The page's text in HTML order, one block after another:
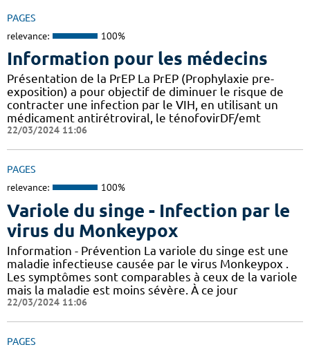
PAGES
relevance: 100%
Information pour les médecins
Présentation de la PrEP La PrEP (Prophylaxie pre-
exposition) a pour objectif de diminuer le risque de
contracter une infection par le VIH, en utilisant un
médicament antirétroviral, le ténofovirDF/emt
22/03/2024 11:06
PAGES
relevance: 100%
Variole du singe - Infection par le
virus du Monkeypox
Information - Prévention La variole du singe est une
maladie infectieuse causée par le virus Monkeypox .
Les symptômes sont comparables à ceux de la variole
mais la maladie est moins sévère. À ce jour
22/03/2024 11:06
PAGES